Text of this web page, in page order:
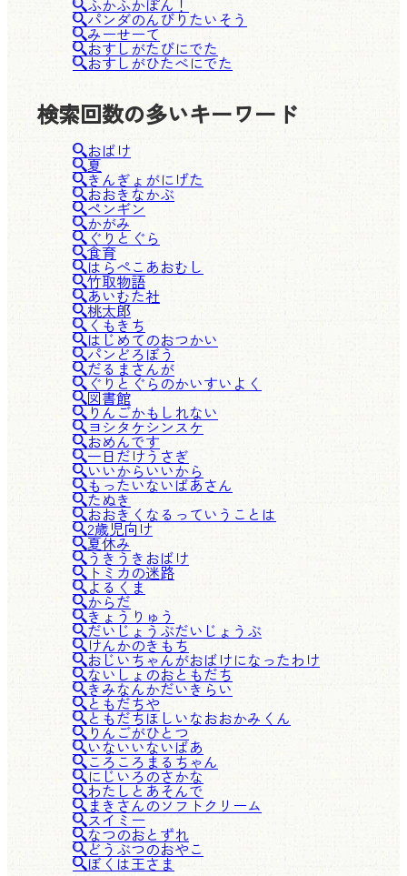
ふかふかぽん！
パンダのんびりたいそう
みーせーて
おすしがたびにでた
おすしがひたべにでた
検索回数の多いキーワード
おばけ
夏
きんぎょがにげた
おおきなかぶ
ペンギン
かがみ
ぐりとぐら
食育
はらぺこあおむし
竹取物語
あいむた社
桃太郎
くもきち
はじめてのおつかい
パンどろぼう
だるまさんが
ぐりとぐらのかいすいよく
図書館
りんごかもしれない
ヨシタケシンスケ
おめんです
一日だけうさぎ
いいからいいから
もったいないばあさん
たぬき
おおきくなるっていうことは
2歳児向け
夏休み
うきうきおばけ
トミカの迷路
よるくま
からだ
きょうりゅう
だいじょうぶだいじょうぶ
けんかのきもち
おじいちゃんがおばけになったわけ
ないしょのおともだち
きみなんかだいきらい
ともだちや
ともだちほしいなおおかみくん
りんごがひとつ
いないいないばあ
ころころまるちゃん
にじいろのさかな
わたしとあそんで
まきさんのソフトクリーム
スイミー
なつのおとずれ
どうぶつのおやこ
ぼくは王さま